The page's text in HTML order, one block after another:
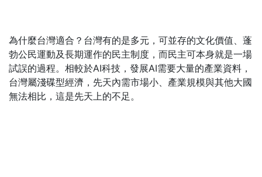
為什麼台灣適合？台灣有的是多元，可並存的文化價值、蓬
勃公民運動及長期運作的民主制度，而民主可本身就是一場
試誤的過程。相較於AI科技，發展AI需要大量的產業資料，
台灣屬淺碟型經濟，先天內需市場小、產業規模與其他大國
無法相比，這是先天上的不足。